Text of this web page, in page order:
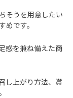
そうを用意したい
です。
感を兼ね備えた商
し上がり方法、賞